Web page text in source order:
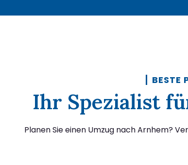
BESTE
Ihr Spezialist
Planen Sie einen Umzug nach Arnhem?